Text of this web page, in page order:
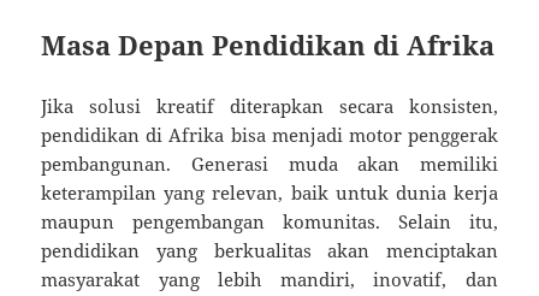
Masa Depan Pendidikan di Afrika
Jika solusi kreatif diterapkan secara konsisten,
pendidikan di Afrika bisa menjadi motor penggerak
pembangunan. Generasi muda akan memiliki
keterampilan yang relevan, baik untuk dunia kerja
maupun pengembangan komunitas. Selain itu,
pendidikan yang berkualitas akan menciptakan
masyarakat yang lebih mandiri, inovatif, dan